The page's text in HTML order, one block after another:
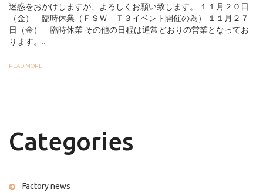
迷惑をおかけしますが、よろしくお願い致します。 １１月２０日
（金） 臨時休業（ＦＳＷ Ｔ３イベント開催の為） １１月２７
日（金） 臨時休業 その他の日程は通常どおりの営業となってお
ります。...
READ MORE
Categories
Factory news